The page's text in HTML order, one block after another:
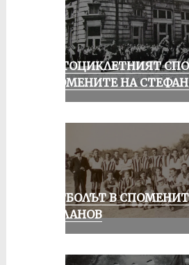
МОТОЦИКЛЕТНИЯТ
СПОМЕНИТЕ НА
ФУТБОЛЪТ В
МИЛАНОВ